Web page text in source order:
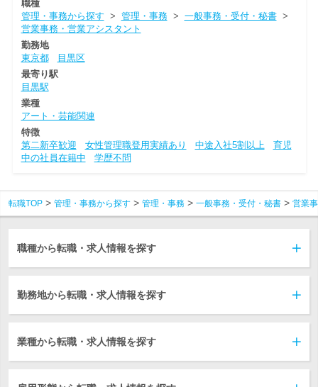
職種
管理・事務から探す > 管理・事務> 一般事務・受付・秘書>
営業事務・営業アシスタント
勤務地
東京都
目黒区
最寄り駅
目黒駅
業種
アート・芸能関連
特徴
第二新卒歓迎
女性管理職登用実績あり 中途入社5割以上
育児
中の社員在籍中
学歴不問
転職TOP 管理・事務から探す 管理・事務 一般事務・受付・秘書 営業
職種から転職・求人情報を探す
勤務地から転職・求人情報を探す
業種から転職・求人情報を探す